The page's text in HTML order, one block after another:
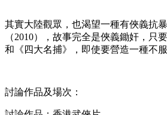
其實大陸觀眾，也渴望一種有俠義抗
（2010），故事完全是俠義鋤奸，
和《四大名捕》，即使要營造一種不
討論作品及場次：